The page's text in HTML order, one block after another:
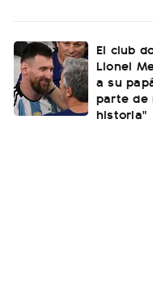
El club
Lionel
a su
parte de
historia"